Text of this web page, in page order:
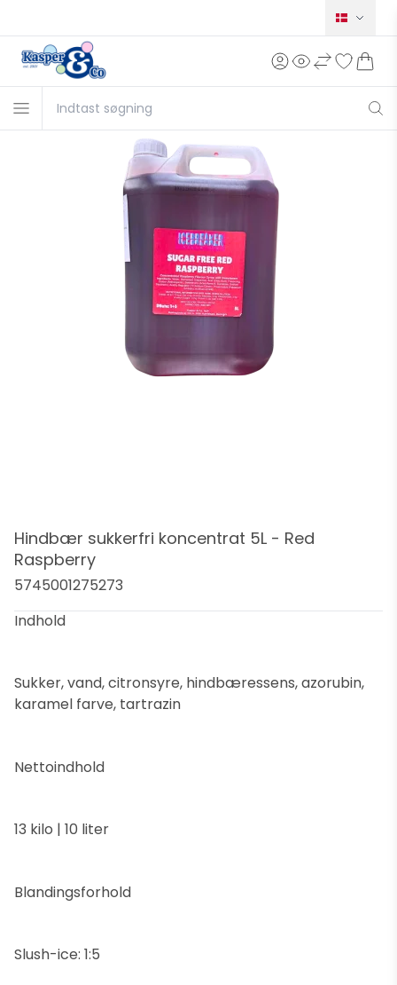
Norsk
Svensk
Deutsch
Hindbær sukkerfri koncentrat 5L - Red
Raspberry
5745001275273
Indhold
Sukker, vand, citronsyre, hindbæressens, azorubin,
karamel farve, tartrazin
Nettoindhold
13 kilo | 10 liter
Blandingsforhold
Slush-ice: 1:5